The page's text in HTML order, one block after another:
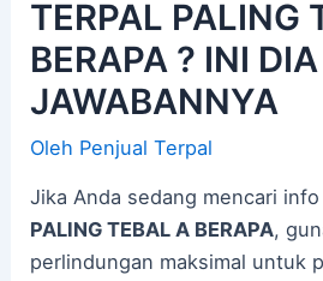
TERPAL PALING
BERAPA ? INI DIA
JAWABANNYA
Oleh Penjual Terpal
Jika Anda sedang mencari
PALING TEBAL A BERAPA,
perlindungan maksimal untuk